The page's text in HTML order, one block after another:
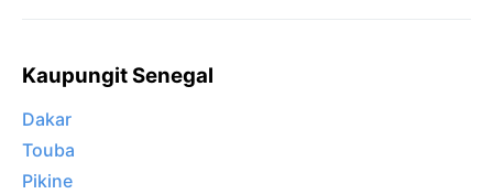
Kaupungit Senegal
Dakar
Touba
Pikine